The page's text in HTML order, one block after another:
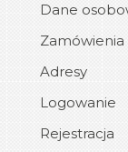
Dane
Zamówienia
Adresy
Logowanie
Rejestracja